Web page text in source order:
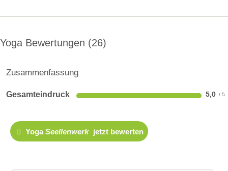
Yoga Bewertungen 26
Zusammenfassung
Gesamteindruck 5,0
YogaSeellenwerk jetzt bewerten